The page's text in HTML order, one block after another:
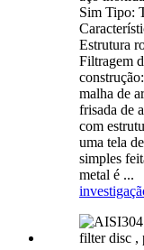
Sim Tipo:
Estrutura
Filtragem
malha de
frisada de
com
uma tela
simples
metal é ...